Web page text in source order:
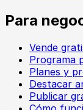
Para
Vende
Programa
Planes y
Destacar
Publicar